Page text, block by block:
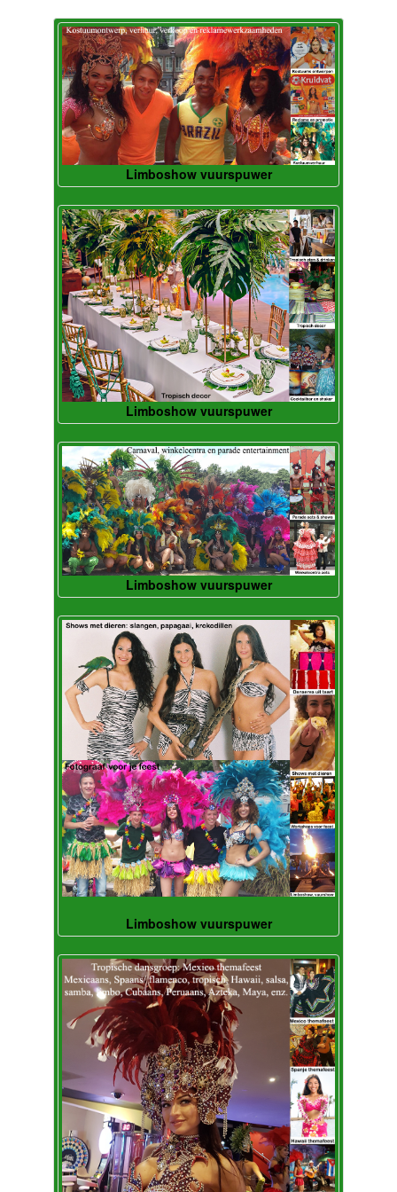
Limboshow vuurspuwer
Limboshow vuurspuwer
Limboshow vuurspuwer
Limboshow vuurspuwer